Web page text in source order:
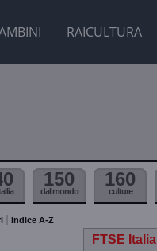
RAICULTURA
150
dal mondo
160
culture
Indice A-Z
FTSE